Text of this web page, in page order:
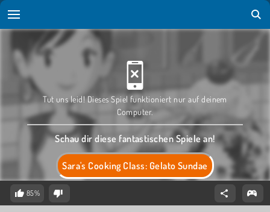
Sara's Cooking Class: Gelato Sundae
Tut uns leid! Dieses Spiel funktioniert nur auf deinem
Computer.
Schau dir diese fantastischen Spiele an!
85%